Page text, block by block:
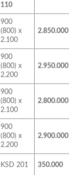
110
900
(800) x
2.100
2.850.000
900
(800) x
2.200
2.950.000
900
(800) x
2.100
2.800.000
900
(800) x
2.200
2.900.000
KSD 201 350.000